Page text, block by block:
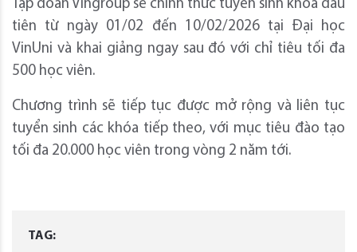
Tập đoàn Vingroup sẽ chính thức tuyển sinh khóa đầu
tiên từ ngày 01/02 đến 10/02/2026 tại Đại học
VinUni và khai giảng ngay sau đó với chỉ tiêu tối đa
500 học viên.
Chương trình sẽ tiếp tục được mở rộng và liên tục
tuyển sinh các khóa tiếp theo, với mục tiêu đào tạo
tối đa 20.000 học viên trong vòng 2 năm tới.
TAG: